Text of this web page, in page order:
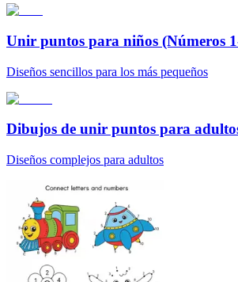
Unir puntos para niños (Números
Diseños sencillos para los más pequeños
Dibujos de unir puntos para
Diseños complejos para adultos